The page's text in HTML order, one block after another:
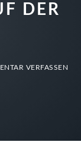
DER
VERFASSEN